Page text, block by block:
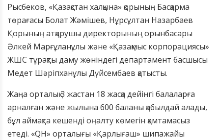
Рысбеков, «Қазақстан халқына» қорының Басқарма
төрағасы Болат Жәмішев, Нұрсұлтан Назарбаев
Қорының атқарушы директорының орынбасары
Әлкей Марғұланұлы және «Қазақмыс корпорациясы»
ЖШС тұрақты даму жөніндегі департамент басшысы
Медет Шәріпханұлы Дүйсембаев қатысты.
Жаңа орталық 3 жастан 18 жасқа дейінгі балаларға
арналған және жылына 600 баланы қабылдай алады,
бұл аймақта кешенді оңалту көмегін қамтамасыз
етеді. «QH» орталығы «Қарлығаш» шипажайы